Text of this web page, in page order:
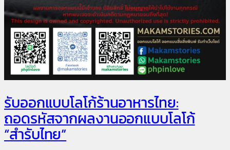
รับออกแบบโลโก้ร้านอาหารไทย:
ถอดรหัสจากผลงานออกแบบโลโก้
“สำรับไทย”